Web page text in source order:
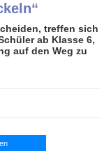
treffen sich
ab Klasse 6,
auf den Weg zu